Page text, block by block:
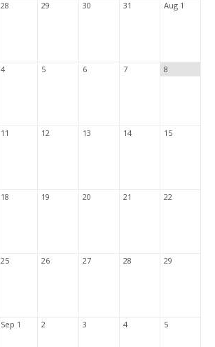
28 29 30 31 Aug 1
4 5 6 7 8
11 12 13 14 15
18 19 20 21 22
25 26 27 28 29
Sep 1 2 3 4 5